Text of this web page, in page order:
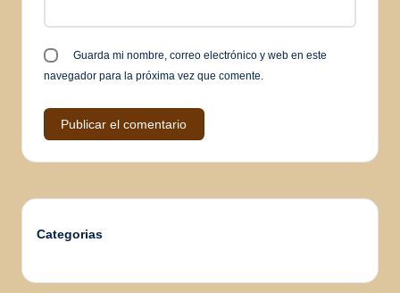
Guarda mi nombre, correo electrónico y web en este
navegador para la próxima vez que comente.
Categorias